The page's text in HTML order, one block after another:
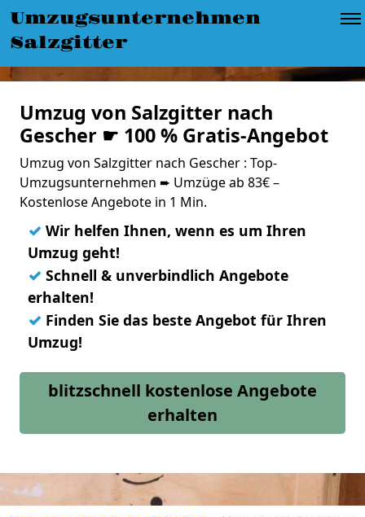
Umzugsunternehmen
Salzgitter
Umzug von Salzgitter nach
Gescher ☛ 100 % Gratis-Angebot
Umzug von Salzgitter nach Gescher : Top-
Umzugsunternehmen ➨ Umzüge ab 83€ –
Kostenlose Angebote in 1 Min.
✓ Wir helfen Ihnen, wenn es um Ihren
Umzug geht!
✓ Schnell & unverbindlich Angebote
erhalten!
✓ Finden Sie das beste Angebot für Ihren
Umzug!
blitzschnell kostenlose Angebote
erhalten